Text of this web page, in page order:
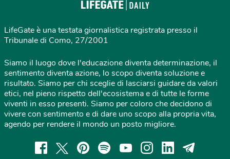
LifeGate è una testata giornalistica registrata presso il
Tribunale di Como, 27/2001
Siamo il luogo dove l'educazione diventa determinazione, il
sentimento diventa azione, lo scopo diventa soluzione e
risultato. Siamo per chi sceglie di lasciarsi guidare da valori
etici, nel pieno rispetto dell'ecosistema e di tutte le forme
viventi in esso presenti. Siamo per coloro che decidono di
vivere con sentimento e di dare uno scopo alla propria vita,
agendo per rendere il mondo un posto migliore.